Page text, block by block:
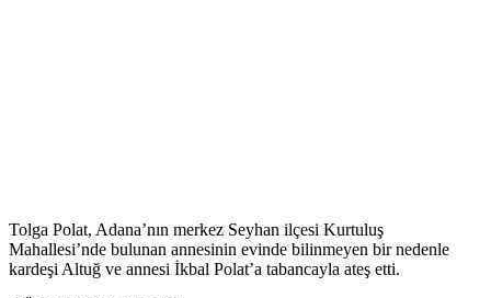
Tolga Polat, Adana’nın merkez Seyhan ilçesi Kurtuluş
Mahallesi’nde bulunan annesinin evinde bilinmeyen bir nedenle
kardeşi Altuğ ve annesi İkbal Polat’a tabancayla ateş etti.